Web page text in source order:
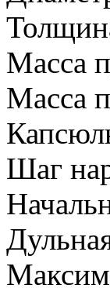
Масса
Масса
Шаг